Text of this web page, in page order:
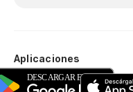
Aplicaciones